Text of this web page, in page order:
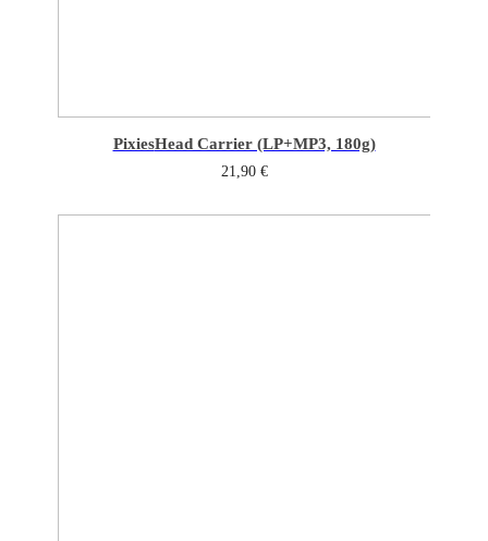
PixiesHead Carrier (LP+MP3, 180g)
21,90 €